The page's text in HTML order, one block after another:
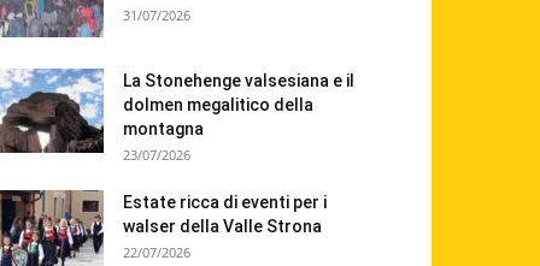
31/07/2026
La Stonehenge valsesiana e il
dolmen megalitico della
montagna
23/07/2026
Estate ricca di eventi per i
walser della Valle Strona
22/07/2026